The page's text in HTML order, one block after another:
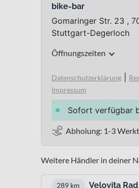
bike-bar
Gomaringer Str. 23 ,
Stuttgart-Degerloch
Öffnungszeiten
Datenschutzerklärung
Impressum
Sofort verfügbar
Abholung: 1-3
Weitere Händler in deiner
289 km Velovita